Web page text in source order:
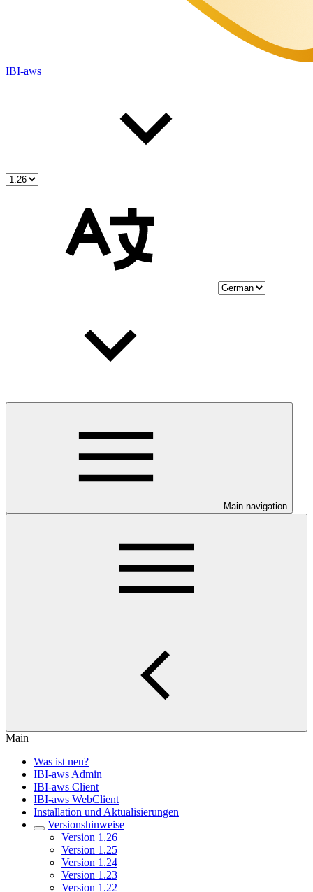
IBI-aws
Main navigation
Main
Was ist neu?
IBI-aws Admin
IBI-aws Client
IBI-aws WebClient
Installation und Aktualisierungen
Versionshinweise
Version 1.26
Version 1.25
Version 1.24
Version 1.23
Version 1.22